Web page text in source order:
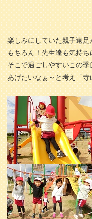
楽しみにしていた親子遠
もちろん！先生達も気持
そこで過ごしやすいこの
あげたいなぁ～と考え「